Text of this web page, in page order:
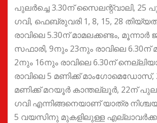
പുലര്‍ച്ചെ 3.30ന് സൈലന്റ്‌വാലി, 25
ഗവി, ഫെബ്രുവരി 1, 8, 15, 28
രാവിലെ 5.30ന് മാമലക്കണ്ടം, മൂന്നാര്‍
സഫാരി, 9നും 23നും രാവിലെ 6.30ന്
2നും 16നും രാവിലെ 6.30ന്
രാവിലെ 5 മണിക്ക് മാംഗോമെഡോസ്,
മണിക്ക് മറയൂര്‍ കാന്തല്ലൂര്‍, 22ന്
ഗവി എന്നിങ്ങനെയാണ് യാത്ര
5 വയസിനു മുകളിലുള്ള